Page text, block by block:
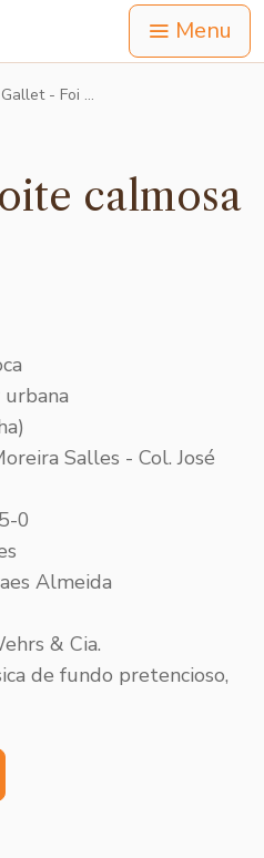
Menu
- Foi …
calmosa
Salles - Col. José
0
Almeida
& Cia.
de fundo pretencioso,